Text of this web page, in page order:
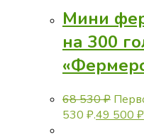
Мини
на 300
68 530₽
530 ₽.49 500 ₽